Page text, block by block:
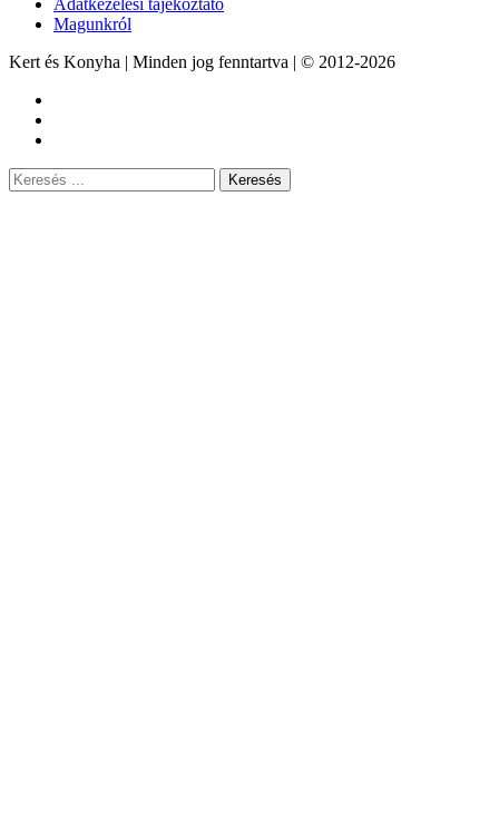
Magunkról
Kert és Konyha | Minden jog fenntartva | © 2012-2026